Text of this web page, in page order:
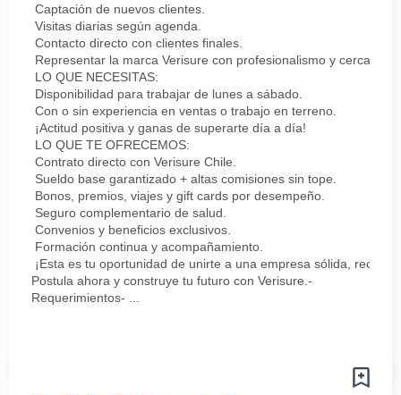
Captación de nuevos clientes.
Visitas diarias según agenda.
Contacto directo con clientes finales.
Representar la marca Verisure con profesionalismo y cercanía.
LO QUE NECESITAS:
Disponibilidad para trabajar de lunes a sábado.
Con o sin experiencia en ventas o trabajo en terreno.
¡Actitud positiva y ganas de superarte día a día!
LO QUE TE OFRECEMOS:
Contrato directo con Verisure Chile.
Sueldo base garantizado + altas comisiones sin tope.
Bonos, premios, viajes y gift cards por desempeño.
Seguro complementario de salud.
Convenios y beneficios exclusivos.
Formación continua y acompañamiento.
¡Esta es tu oportunidad de unirte a una empresa sólida,
Postula ahora y construye tu futuro con Verisure.-
Requerimientos- ...